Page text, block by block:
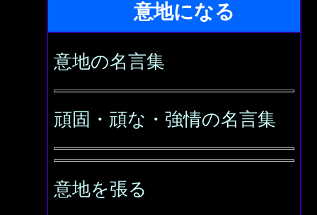
意地になる
意地の名言集
頑固・頑な・強情の名言集
意地を張る